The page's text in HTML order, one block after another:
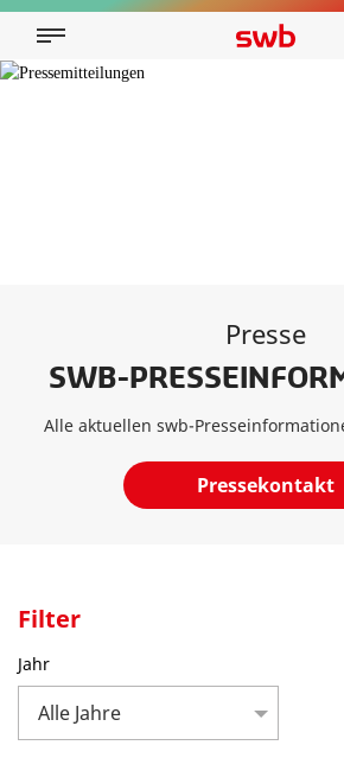
Privatkunden
Geschäftskunden
Presse
SWB-
Alle aktuellen swb-
Pressekontakt
Filter
Jahr
Alle Jahre